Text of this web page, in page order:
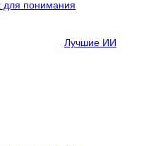
Лучшие ИИ